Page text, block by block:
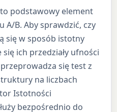
podstawowy element
A/B. Aby sprawdzić, czy
się w sposób istotny
ich przedziały ufności
się test z
na liczbach
Istotności
bezpośrednio do